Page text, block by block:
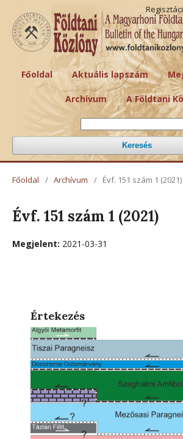
Főoldal Aktuális lapszám
Archívum A Földtani
Keresés
Főoldal / Archívum / Évf. 151 szám 1 (2021)
Évf. 151 szám 1 (2021)
Megjelent: 2021-03-31
Értekezés